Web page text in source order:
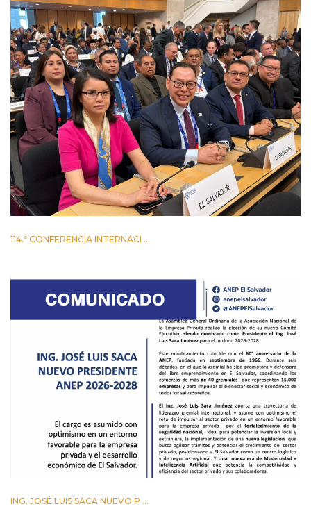
114.ª CONFERENCIA INTERNACI ...
ING. JOSÉ LUIS SACA NUEVO P ...